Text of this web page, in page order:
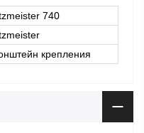
740
крепления